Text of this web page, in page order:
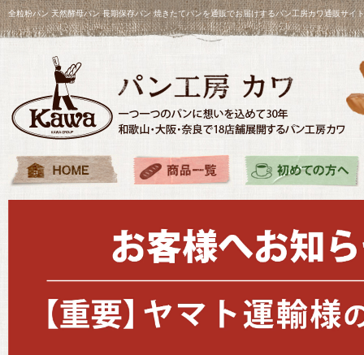
全粒粉パン 天然酵母パン 長期保存パン 焼きたてパンを通販でお届けするパン工房カワ通販サイト